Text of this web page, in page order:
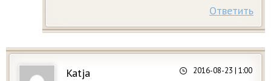
Ответить
Katja 2016-08-23 | 1:00